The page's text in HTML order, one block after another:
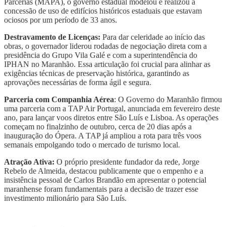
Parcerias (MAPA), o governo estadual modelou e realizou a
concessão de uso de edifícios históricos estaduais que estavam
ociosos por um período de 33 anos.
Destravamento de Licenças: Para dar celeridade ao início das
obras, o governador liderou rodadas de negociação direta com a
presidência do Grupo Vila Galé e com a superintendência do
IPHAN no Maranhão. Essa articulação foi crucial para alinhar as
exigências técnicas de preservação histórica, garantindo as
aprovações necessárias de forma ágil e segura.
Parceria com Companhia Aérea: O Governo do Maranhão firmou
uma parceria com a TAP Air Portugal, anunciada em fevereiro deste
ano, para lançar voos diretos entre São Luís e Lisboa. As operações
começam no finalzinho de outubro, cerca de 20 dias após a
inauguração do Ópera. A TAP já ampliou a rota para três voos
semanais empolgando todo o mercado de turismo local.
Atração Ativa: O próprio presidente fundador da rede, Jorge
Rebelo de Almeida, destacou publicamente que o empenho e a
insistência pessoal de Carlos Brandão em apresentar o potencial
maranhense foram fundamentais para a decisão de trazer esse
investimento milionário para São Luís.